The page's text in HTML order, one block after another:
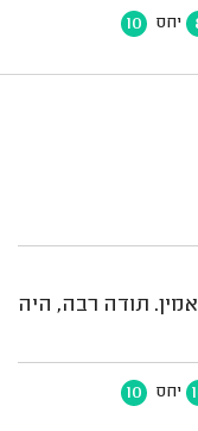
יחס 10
תודה רבה, היה
יחס 10